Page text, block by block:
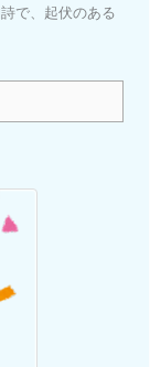
で、起伏のある